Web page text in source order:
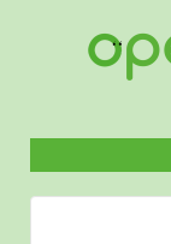
CONTENUTO